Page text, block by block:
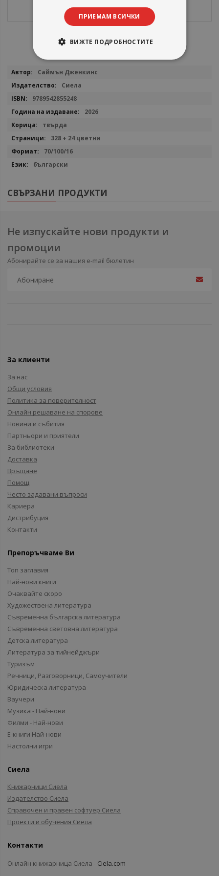
Повече
Саймън Дженкинс
Сиела
9789542855248
2026
твърда
328 + 24 цветни
70/100/16
български
СВЪРЗАНИ ПРОДУКТИ
Не изпускайте нови продукти и
промоции
Абонирайте се за нашия e-mail бюлетин
За клиенти
За нас
Общи условия
Политика за поверителност
Онлайн решаване на спорове
Новини и събития
Партньори и приятели
За библиотеки
Доставка
Връщане
Помощ
Често задавани въпроси
Кариера
Дистрибуция
Контакти
Препоръчваме Ви
Топ заглавия
Най-нови книги
Очаквайте скоро
Художествена литература
Съвременна българска литература
Съвременна световна литература
Детска литература
Литература за тийнейджъри
Туризъм
Речници, Разговорници, Самоучители
Юридическа литература
Ваучери
Музика - Най-нови
Филми - Най-нови
Е-книги Най-нови
Настолни игри
Сиела
Книжарници Сиела
Издателство Сиела
Справочен и правен софтуер Сиела
Проекти и обучения Сиела
Контакти
Онлайн книжарница Сиела - Ciela.com
ПРИЕМАМ ВСИЧКИ
ВИЖТЕ ПОДРОБНОСТИТЕ